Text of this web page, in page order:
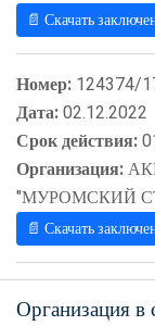
📄 Скачать
Номер: 124374/
Дата:02.12.2022
Срок действия:
Организация:
"МУРОМСКИЙ
📄 Скачать
Организация в